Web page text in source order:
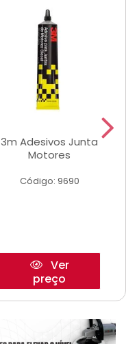
3m Adesivos Junta
Motores
Código: 9690
Ver
preço